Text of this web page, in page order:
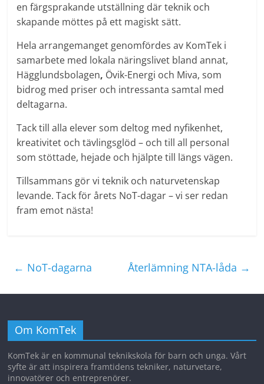
en färgsprakande utställning där teknik och
skapande möttes på ett magiskt sätt.
Hela arrangemanget genomfördes av KomTek i
samarbete med lokala näringslivet bland annat,
Hägglundsbolagen, Övik-Energi och Miva, som
bidrog med priser och intressanta samtal med
deltagarna.
Tack till alla elever som deltog med nyfikenhet,
kreativitet och tävlingsglöd – och till all personal
som stöttade, hejade och hjälpte till längs vägen.
Tillsammans gör vi teknik och naturvetenskap
levande. Tack för årets NoT-dagar – vi ser redan
fram emot nästa!
← NoT-dagarna Återlämning NTA-låda →
Om KomTek
KomTek är en kommunal teknikskola för barn och unga. Vårt
syfte är att inspirera framtidens tekniker, naturvetare,
innovatörer och entreprenörer.